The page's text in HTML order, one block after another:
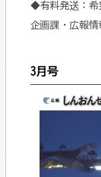
◆有料発送：希
企画課・広報
3月号